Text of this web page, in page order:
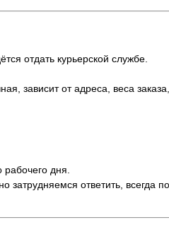
отдать курьерской службе.
зависит от адреса, веса
дня.
затрудняемся ответить, всегда